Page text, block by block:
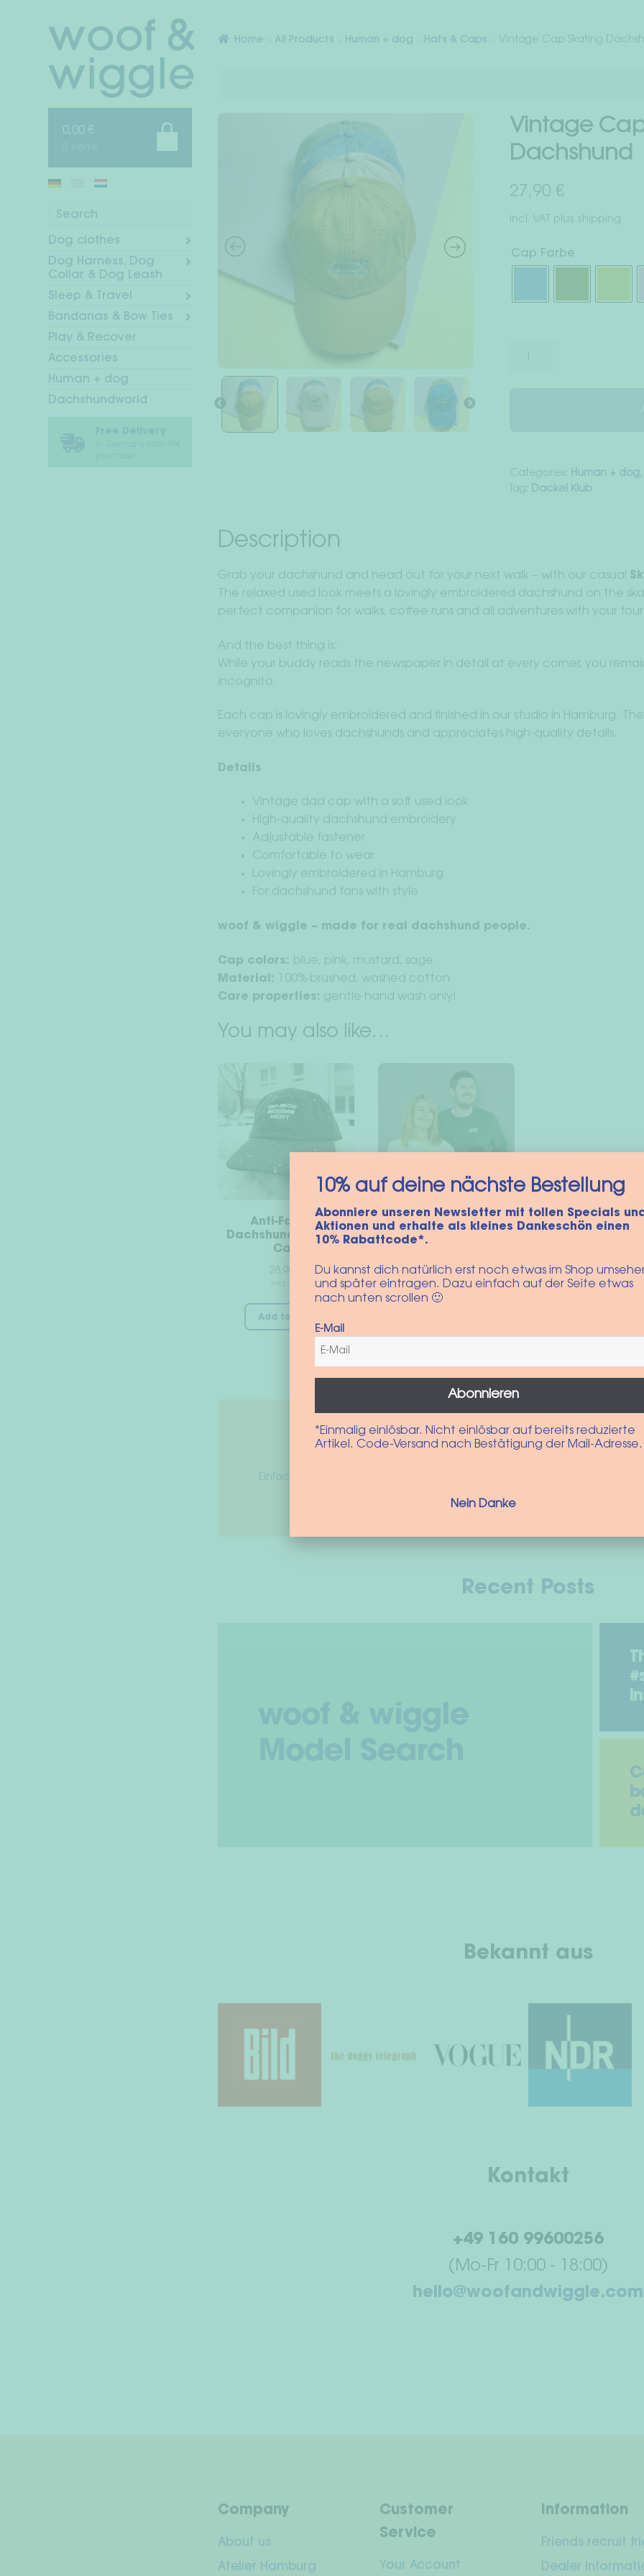
to
navigation
to
content
0,00 €
Search
Dog clothes
Dog Harness, Dog
Collar & Dog Leash
Sleep & Travel
Bandanas & Bow Ties
Play & Recover
Accessories
Human + dog
Dachshundworld
Home All Products Human + dog Hats & Caps Vintage Cap Skating
Vintage
Dachshund
27,90€
incl. VAT plus shipping
Cap Farbe
Vintage
Categories: Human + dog ,
Tag: Dackel Klub
Description
Grab your dachshund and head out for your next walk – with our casual
The relaxed used look meets a lovingly embroidered dachshund on the
perfect companion for walks, coffee runs and all adventures with your
And the best thing is:
While your buddy reads the newspaper in detail at every corner, you
incognito.
Each cap is lovingly embroidered and finished in our studio in Hamburg.
everyone who loves dachshunds and appreciates high-quality details.
Details
Vintage dad cap with a soft used look
High-quality dachshund embroidery
Adjustable fastener
Comfortable to wear
Lovingly embroidered in Hamburg
For dachshund fans with style
woof & wiggle – made for real dachshund people.
Cap colors: blue, pink, mustard, sage
Material:
100% brushed, washed cotton
Care properties: gentle hand wash only!
You may also like…
Anti-Fascist
Dachshund Society
Cap
28,90
Add to cart
Sweater “Skating
Dachshund”
49,90€
incl. VAT
has
multiple
variants.
The
options
may
the
page
10% auf deine nächste
Einfach für unseren Newsletter anmelden und die neusten Produkte und
Recent Posts
Bekannt aus
Kontakt
+49 160 99600256
(Mo-Fr 10:00 - 18:00)
hello@woofandwiggle.com
Company
About us
Atelier Hamburg
Customer
Service
Your Account
Information
Friends recruit
Dealer
10% auf deine nächste Bestellung
Abonniere unseren Newsletter mit tollen Specials
Aktionen und erhalte als kleines Dankeschön einen
10% Rabattcode*.
Du kannst dich natürlich erst noch etwas im Shop
und später eintragen. Dazu einfach auf der Seite etwas
nach unten scrollen 🙂
E-Mail
Abonnieren
*Einmalig einlösbar. Nicht einlösbar auf bereits reduzierte
Artikel. Code-Versand nach Bestätigung der Mail-Adresse.
Nein Danke